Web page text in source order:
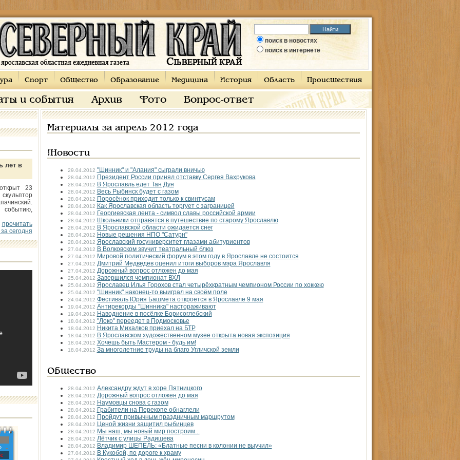
поиск в новостях
поиск в интернете
Спорт Общество Образование Медицина История Область Происшествия
и события Архив Фото Вопрос-ответ
лет в
23
прочитать
сегодня
Материалы за апрель 2012 года
!Новости
29.04.2012 "Шинник" и "Алания" сыграли вничью
28.04.2012 Президент России принял отставку Сергея Вахрукова
28.04.2012 В Ярославль едет Тан Дун
28.04.2012 Весь Рыбинск будет с газом
28.04.2012 Поросёнок приходит только к свинтусам
28.04.2012 Как Ярославская область торгует с заграницей
28.04.2012 Георгиевская лента - символ славы российской армии
28.04.2012 Школьники отправятся в путешествие по старому Ярославлю
28.04.2012 В Ярославской области ожидается снег
28.04.2012 Новые решения НПО "Сатурн"
28.04.2012 Ярославский госуниверситет глазами абитуриентов
27.04.2012 В Волковском звучит театральный блюз
27.04.2012 Мировой политический форум в этом году в Ярославле не состоится
27.04.2012 Дмитрий Медведев оценил итоги выборов мэра Ярославля
27.04.2012 Дорожный вопрос отложен до мая
25.04.2012 Завершился чемпионат ВХЛ
25.04.2012 Ярославец Илья Горохов стал четырёхкратным чемпионом России по хоккею
25.04.2012 "Шинник" наконец-то выиграл на своём поле
24.04.2012 Фестиваль Юрия Башмета откроется в Ярославле 9 мая
19.04.2012 Антирекорды "Шинника" настораживают
19.04.2012 Наводнение в посёлке Борисоглебский
18.04.2012 "Локо" переедет в Подмосковье
18.04.2012 Никита Михалков приехал на БТР
18.04.2012 В Ярославском художественном музее открыта новая экспозиция
18.04.2012 Хочешь быть Мастером - будь им!
18.04.2012 За многолетние труды на благо Угличской земли
Общество
28.04.2012 Александру ждут в хоре Пятницкого
28.04.2012 Дорожный вопрос отложен до мая
28.04.2012 Наумовцы снова с газом
28.04.2012 Грабители на Перекопе обнаглели
28.04.2012 Пройдут привычным праздничным маршрутом
28.04.2012 Ценой жизни защитил рыбинцев
28.04.2012 Мы наш, мы новый мир построим...
28.04.2012 Лётчик с улицы Радищева
28.04.2012 Владимир ШЕПЕЛЬ: «Блатные песни в колонии не выучил»
27.04.2012 В Кукобой, по дороге к храму